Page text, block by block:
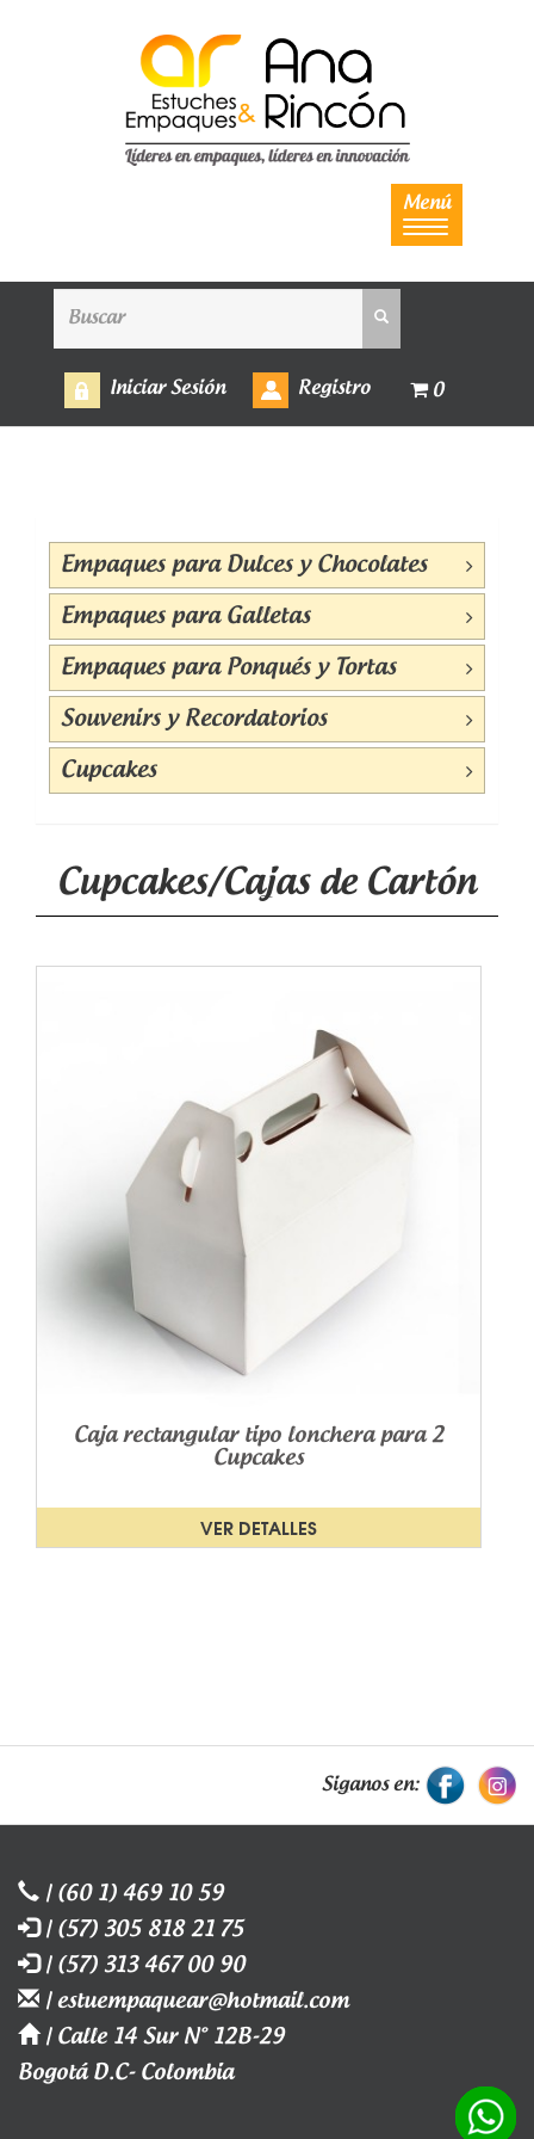
Menú
Iniciar Sesión Registro 0
Empaques para Dulces y Chocolates
Empaques para Galletas
Empaques para Ponqués y Tortas
Souvenirs y Recordatorios
Cupcakes
Cupcakes/Cajas de Cartón
Caja rectangular tipo lonchera para 2
Cupcakes
VER DETALLES
Siganos en:
| (60 1) 469 10 59
| (57) 305 818 21 75
| (57) 313 467 00 90
| estuempaquear@hotmail.com
| Calle 14 Sur N° 12B-29
Bogotá D.C- Colombia